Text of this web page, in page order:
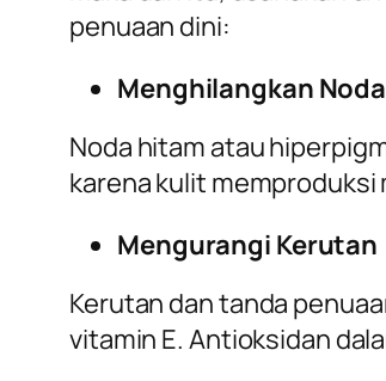
penuaan dini:
Menghilangkan
Noda hitam atau
karena kulit memproduksi
Mengurangi Kerutan
Kerutan dan tanda
vitamin E. Antioksidan